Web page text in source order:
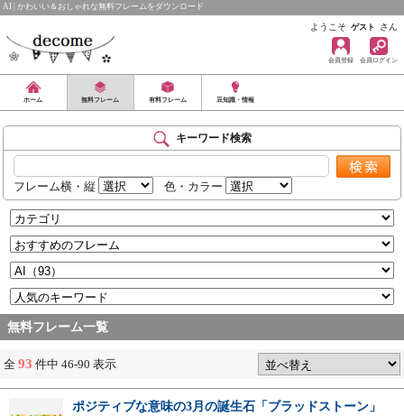
AI | かわいい＆おしゃれな無料フレームをダウンロード
ようこそ ゲスト さん
会員登録 会員ログイン
ホーム 無料フレーム 有料フレーム 豆知識・情報
キーワード検索
フレーム横・縦 色・カラー
無料フレーム一覧
全 93 件中 46-90 表示
ポジティブな意味の3月の誕生石「ブラッドストーン」